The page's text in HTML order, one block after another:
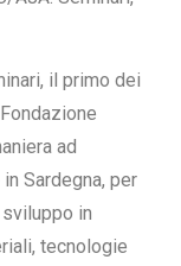
il primo dei
ad
Sardegna, per
in
tecnologie